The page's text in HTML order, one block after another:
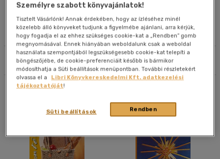
Művei
Szűrés Rendezés
Eladott darabszám szerint növekvő
Cím szerint A-Z
Szerző szerint A-Z
Megjelenítés
20 db / oldal
Alkalmaz
Személyre szabott könyvajánlatok!
Tisztelt Vásárlónk! Annak érdekében, hogy az ízléséhez minél
közelebb álló könyveket tudjunk a figyelmébe ajánlani, arra kérjük,
hogy fogadja el az ehhez szükséges cookie-kat a „Rendben” gomb
megnyomásával. Ennek hiányában weboldalunk csak a weboldal
használata szempontjából legszükségesebb cookie-kat telepíti a
böngészőjébe, de cookie-preferenciáit később is bármikor
módosíthatja a Süti beállítások menüpontban. További részletekért
olvassa el a
Libri Könyvkereskedelmi Kft. adatkezelési
tájékoztatóját!
Rendben
Süti beállítások